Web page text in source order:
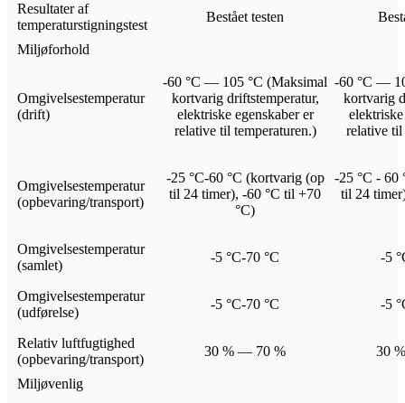
Resultater af
temperaturstigningstest
Bestået testen
Miljøforhold
Omgivelsestemperatur
(drift)
-60 °C — 105 °C (Maksimal
kortvarig driftstemperatur,
elektriske egenskaber er
relative til temperaturen.)
-60 °C —
kortvarig
relative til
Omgivelsestemperatur
(opbevaring/transport)
-25 °C-60 °C (kortvarig (op
til 24 timer), -60 °C til +70
°C)
-25 °C - 60
til 24
Omgivelsestemperatur
(samlet)
-5 °C-70 °C -5
Omgivelsestemperatur
(udførelse)
-5 °C-70 °C -5
Relativ luftfugtighed
(opbevaring/transport)
30 % — 70 % 30
Miljøvenlig